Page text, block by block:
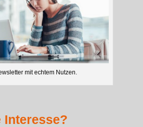
mit echtem Nutzen.
Interesse?